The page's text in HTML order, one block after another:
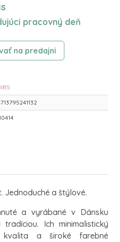
pracovný deň
na predajni
Jednoduché a štýlové.
a vyrábané v Dánsku
Ich minimalistický
kvalita a široké farebné